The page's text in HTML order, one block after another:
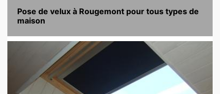
Pose de velux à Rougemont pour tous types de
maison